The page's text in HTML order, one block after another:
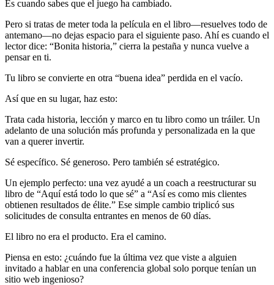
Es cuando sabes que el juego ha cambiado.
Pero si tratas de meter toda la película en el libro—resuelves todo de
antemano—no dejas espacio para el siguiente paso. Ahí es cuando el
lector dice: “Bonita historia,” cierra la pestaña y nunca vuelve a
pensar en ti.
Tu libro se convierte en otra “buena idea” perdida en el vacío.
Así que en su lugar, haz esto:
Trata cada historia, lección y marco en tu libro como un tráiler. Un
adelanto de una solución más profunda y personalizada en la que
van a querer invertir.
Sé específico. Sé generoso. Pero también sé estratégico.
Un ejemplo perfecto: una vez ayudé a un coach a reestructurar su
libro de “Aquí está todo lo que sé” a “Así es como mis clientes
obtienen resultados de élite.” Ese simple cambio triplicó sus
solicitudes de consulta entrantes en menos de 60 días.
El libro no era el producto. Era el camino.
Piensa en esto: ¿cuándo fue la última vez que viste a alguien
invitado a hablar en una conferencia global solo porque tenían un
sitio web ingenioso?